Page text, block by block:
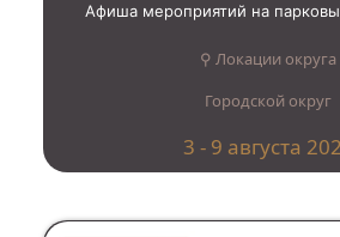
Афиша мероприятий на
⚲ Локации округа
Городской округ
3 - 9 августа